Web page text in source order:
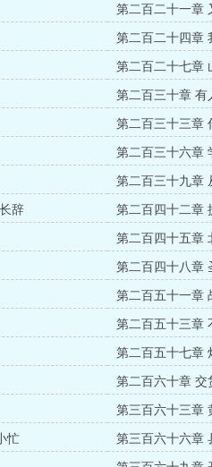
第二百二十一章
第二百二十四章
第二百二十七章
第二百三十章 有
第二百三十三章
第二百三十六章
第二百三十九章
辞 第二百四十二章
第二百四十五章
第二百四十八章
第二百五十一章
第二百五十三章
第二百五十七章
第二百六十章 交
第三百六十三章
忙 第三百六十六章